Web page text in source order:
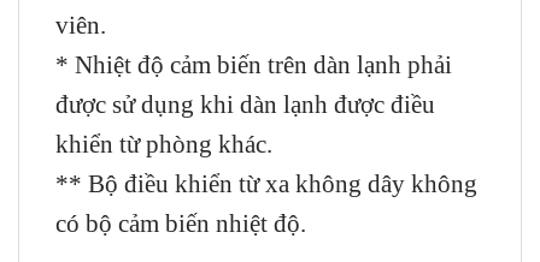
viên.
* Nhiệt độ cảm biến trên dàn lạnh phải
được sử dụng khi dàn lạnh được điều
khiển từ phòng khác.
** Bộ điều khiển từ xa không dây không
có bộ cảm biến nhiệt độ.